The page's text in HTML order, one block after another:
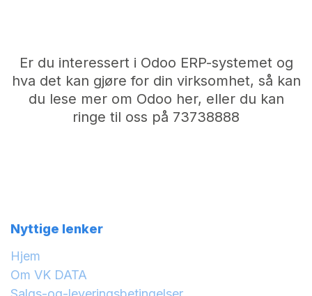
Er du interessert i Odoo ERP-systemet og
hva det kan gjøre for din virksomhet, så kan
du lese mer om Odoo her, eller du kan
ringe til oss på 73738888
Nyttige lenker
Hjem
Om VK DATA